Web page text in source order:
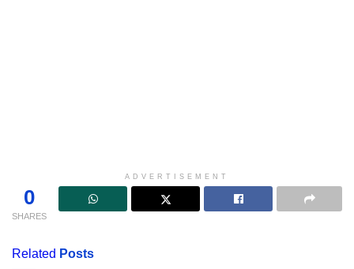
ADVERTISEMENT
0
SHARES
Related Posts